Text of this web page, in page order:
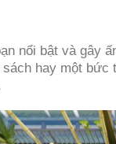
nổi bật và gây
hay một